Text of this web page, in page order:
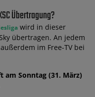
Übertragung?
wird in dieser
übertragen. An jedem
im Free-TV bei
am Sonntag (31. März)